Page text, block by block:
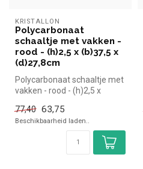
KRISTALLON
Polycarbonaat
schaaltje met vakken -
rood - (h)2,5 x (b)37,5 x
(d)27,8cm
Polycarbonaat schaaltje met
vakken - rood - (h)2,5 x
77,40 63,75
Beschikbaarheid laden..